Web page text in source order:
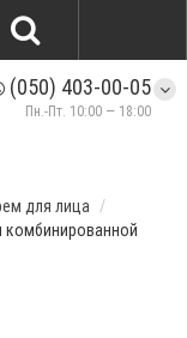
(050) 403-00-05
Пн.-Пт. 10:00 — 18:00
для лица
комбинированной